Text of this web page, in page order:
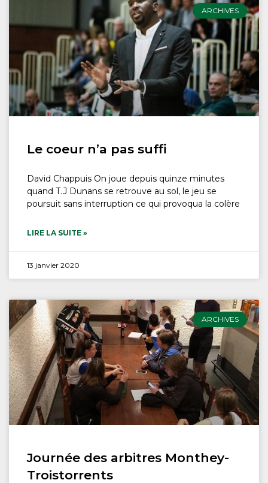
ARCHIVES
Le coeur n’a pas suffi
David Chappuis On joue depuis quinze minutes
quand T.J Dunans se retrouve au sol, le jeu se
poursuit sans interruption ce qui provoqua la colère
LIRE LA SUITE »
13 janvier 2020
ARCHIVES
Journée des arbitres Monthey-
Troistorrents